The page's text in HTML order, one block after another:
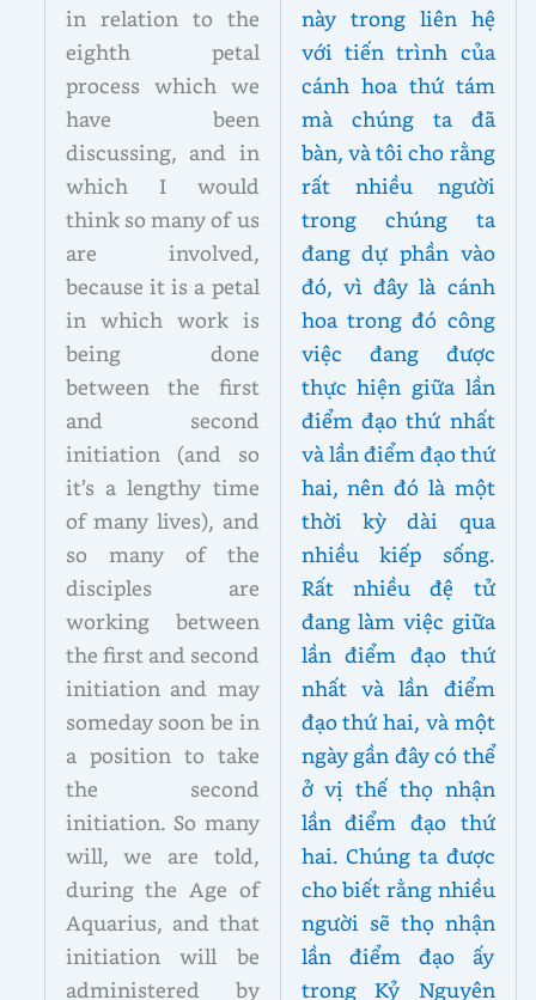
in relation to the
eighth petal
process which we
have been
discussing, and in
which I would
think so many of us
are involved,
because it is a petal
in which work is
being done
between the first
and second
initiation (and so
it’s a lengthy time
of many lives), and
so many of the
disciples are
working between
the first and second
initiation and may
someday soon be in
a position to take
the second
initiation. So many
will, we are told,
during the Age of
Aquarius, and that
initiation will be
administered by
này trong liên hệ
với tiến trình của
cánh hoa thứ tám
mà chúng ta đã
bàn, và tôi cho rằng
rất nhiều người
trong chúng ta
đang dự phần vào
đó, vì đây là cánh
hoa trong đó công
việc đang được
thực hiện giữa lần
điểm đạo thứ nhất
và lần điểm đạo thứ
hai, nên đó là một
thời kỳ dài qua
nhiều kiếp sống.
Rất nhiều đệ tử
đang làm việc giữa
lần điểm đạo thứ
nhất và lần điểm
đạo thứ hai, và một
ngày gần đây có thể
ở vị thế thọ nhận
lần điểm đạo thứ
hai. Chúng ta được
cho biết rằng nhiều
người sẽ thọ nhận
lần điểm đạo ấy
trong Kỷ Nguyên